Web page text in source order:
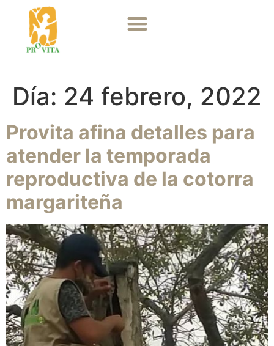
Día: 24 febrero, 2022
Provita afina detalles para
atender la temporada
reproductiva de la cotorra
margariteña